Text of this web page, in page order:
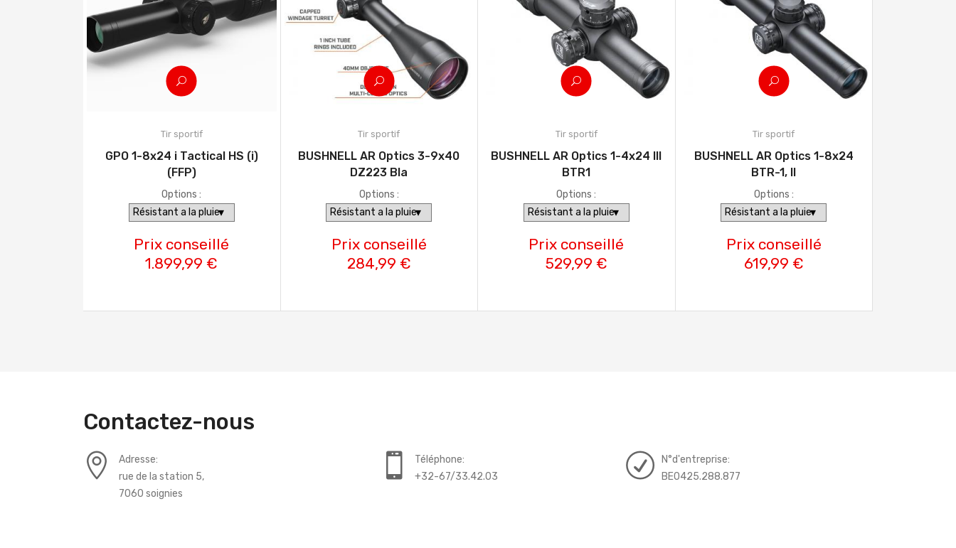
Tir sportif
GPO 1-8x24 i Tactical HS (i)
(FFP)
Options :
Prix conseillé
1.899,99 €
Tir sportif
BUSHNELL AR Optics 3-9x40
DZ223 Bla
Options :
Prix conseillé
284,99 €
Tir sportif
BUSHNELL AR Optics 1-4x24 Ill
BTR1
Options :
Prix conseillé
529,99 €
Tir sportif
BUSHNELL AR Optics 1-8x24
BTR-1, Il
Options :
Prix conseillé
619,99 €
Contactez-nous
Adresse:
rue de la station 5,
7060 soignies
Téléphone:
+32-67/33.42.03
N°d'entreprise:
BE0425.288.877